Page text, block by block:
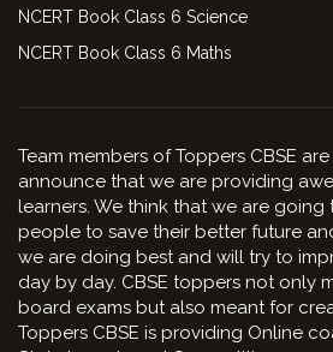
NCERT Book Class 6 Science
NCERT Book Class 6 Maths
Team members of Toppers CBSE
announce that we are providing
learners. We think that we are
people to save their better future
we are doing best and will try to
day by day. CBSE toppers not only
board exams but also meant for
Toppers CBSE is providing Online